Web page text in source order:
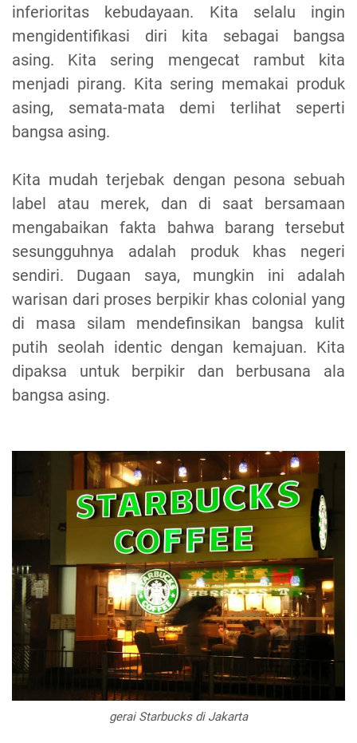
inferioritas kebudayaan. Kita selalu ingin
mengidentifikasi diri kita sebagai bangsa
asing. Kita sering mengecat rambut kita
menjadi pirang. Kita sering memakai produk
asing, semata-mata demi terlihat seperti
bangsa asing.
Kita mudah terjebak dengan pesona sebuah
label atau merek, dan di saat bersamaan
mengabaikan fakta bahwa barang tersebut
sesungguhnya adalah produk khas negeri
sendiri. Dugaan saya, mungkin ini adalah
warisan dari proses berpikir khas colonial yang
di masa silam mendefinsikan bangsa kulit
putih seolah identic dengan kemajuan. Kita
dipaksa untuk berpikir dan berbusana ala
bangsa asing.
gerai Starbucks di Jakarta